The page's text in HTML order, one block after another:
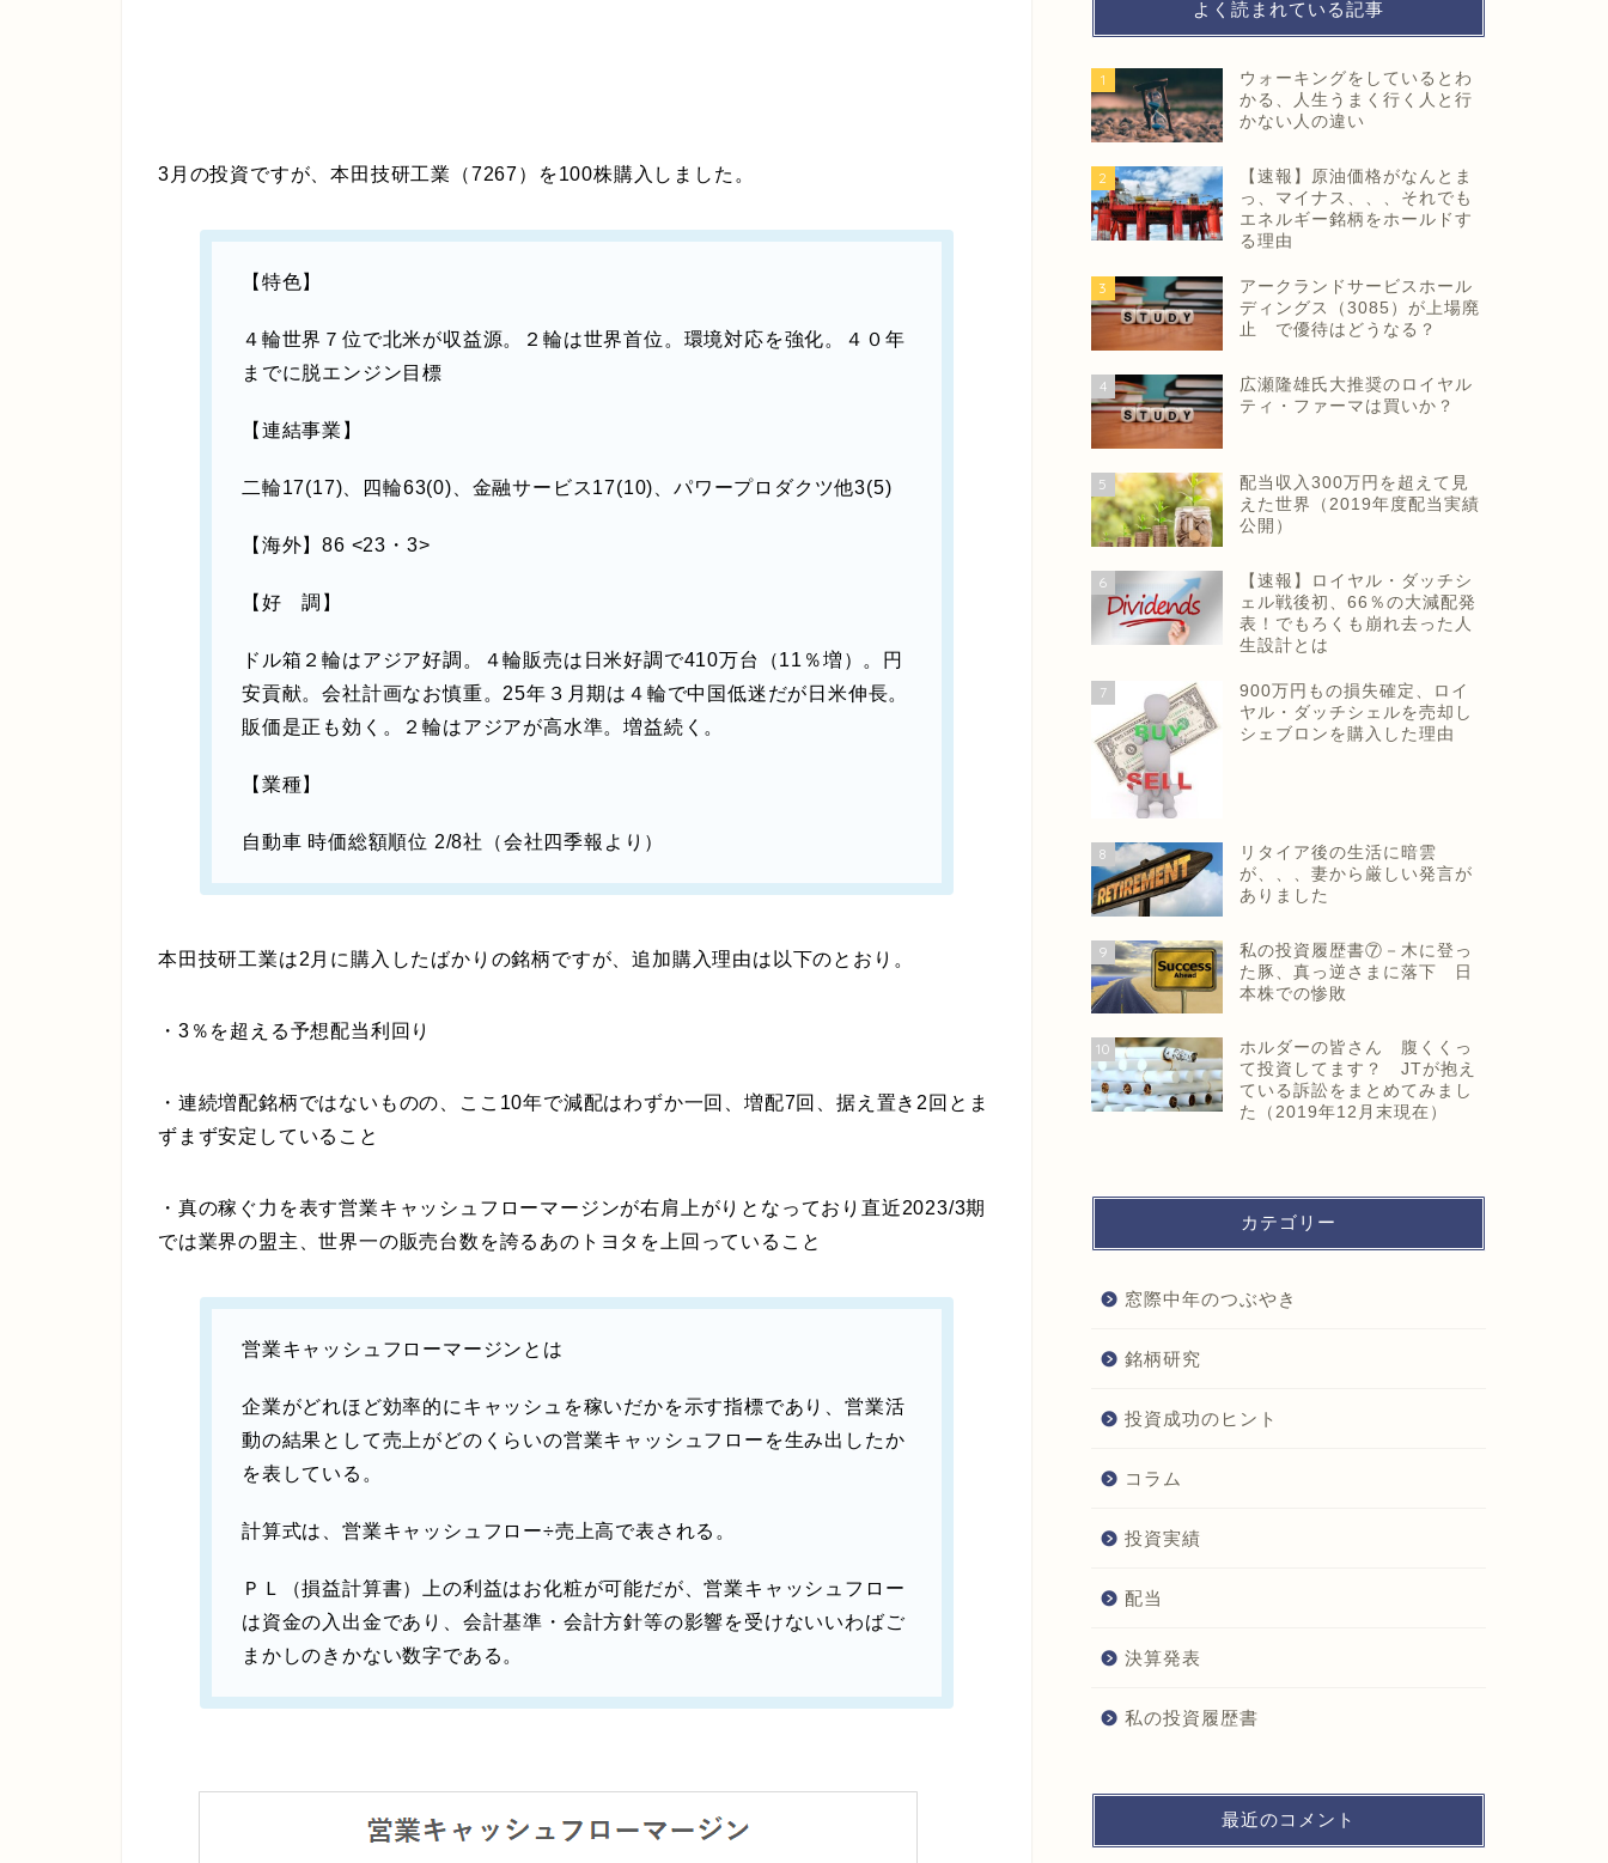
3月の投資ですが、本田技研工業（7267）を100株購入しました。
【特色】
４輪世界７位で北米が収益源。２輪は世界首位。環境対応を強化。４０年
までに脱エンジン目標
【連結事業】
二輪17(17)、四輪63(0)、金融サービス17(10)、パワープロダクツ他3(5)
【海外】86 <23・3>
【好 調】
ドル箱２輪はアジア好調。４輪販売は日米好調で410万台（11％増）。円
安貢献。会社計画なお慎重。25年３月期は４輪で中国低迷だが日米伸長。
販価是正も効く。２輪はアジアが高水準。増益続く。
【業種】
自動車 時価総額順位 2/8社（会社四季報より）
本田技研工業は2月に購入したばかりの銘柄ですが、追加購入理由は以下のとおり。
・3％を超える予想配当利回り
・連続増配銘柄ではないものの、ここ10年で減配はわずか一回、増配7回、据え置き2回とま
ずまず安定していること
・真の稼ぐ力を表す営業キャッシュフローマージンが右肩上がりとなっており直近2023/3期
では業界の盟主、世界一の販売台数を誇るあのトヨタを上回っていること
営業キャッシュフローマージンとは
企業がどれほど効率的にキャッシュを稼いだかを示す指標であり、営業活
動の結果として売上がどのくらいの営業キャッシュフローを生み出したか
を表している。
計算式は、営業キャッシュフロー÷売上高で表される。
ＰＬ（損益計算書）上の利益はお化粧が可能だが、営業キャッシュフロー
は資金の入出金であり、会計基準・会計方針等の影響を受けないいわばご
まかしのきかない数字である。
よく読まれている記事
1
ウォーキングをしているとわ
かる、人生うまく行く人と行
かない人の違い
2
【速報】原油価格がなんとま
っ、マイナス、、、それでも
エネルギー銘柄をホールドす
る理由
3
アークランドサービスホール
ディングス（3085）が上場廃
止 で優待はどうなる？
4
広瀬隆雄氏大推奨のロイヤル
ティ・ファーマは買いか？
5
配当収入300万円を超えて見
えた世界（2019年度配当実績
公開）
6
【速報】ロイヤル・ダッチシ
ェル戦後初、66％の大減配発
表！でもろくも崩れ去った人
生設計とは
7
900万円もの損失確定、ロイ
ヤル・ダッチシェルを売却し
シェブロンを購入した理由
8
リタイア後の生活に暗雲
が、、、妻から厳しい発言が
ありました
9
私の投資履歴書⑦－木に登っ
た豚、真っ逆さまに落下 日
本株での惨敗
10
ホルダーの皆さん 腹くくっ
て投資してます？ JTが抱え
ている訴訟をまとめてみまし
た（2019年12月末現在）
カテゴリー
窓際中年のつぶやき
銘柄研究
投資成功のヒント
コラム
投資実績
配当
決算発表
私の投資履歴書
最近のコメント